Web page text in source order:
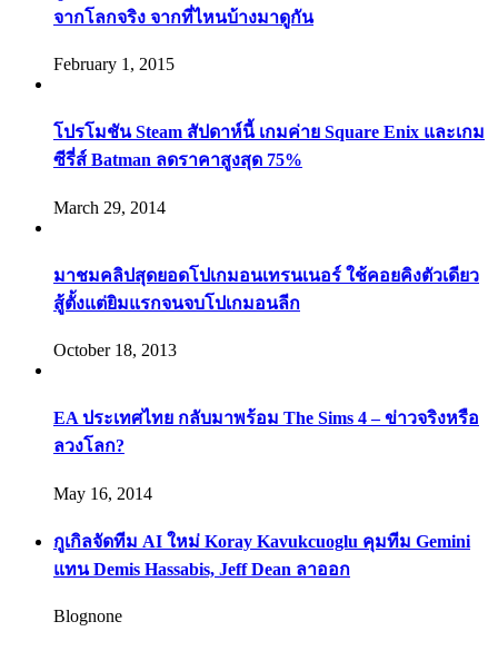
จากโลกจริง จากที่ไหนบ้างมาดูกัน
February 1, 2015
โปรโมชัน Steam สัปดาห์นี้ เกมค่าย Square Enix และเกม
ซีรี่ส์ Batman ลดราคาสูงสุด 75%
March 29, 2014
มาชมคลิปสุดยอดโปเกมอนเทรนเนอร์ ใช้คอยคิงตัวเดียว
สู้ตั้งแต่ยิมแรกจนจบโปเกมอนลีก
October 18, 2013
EA ประเทศไทย กลับมาพร้อม The Sims 4 – ข่าวจริงหรือ
ลวงโลก?
May 16, 2014
กูเกิลจัดทีม AI ใหม่ Koray Kavukcuoglu คุมทีม Gemini
แทน Demis Hassabis, Jeff Dean ลาออก
Blognone